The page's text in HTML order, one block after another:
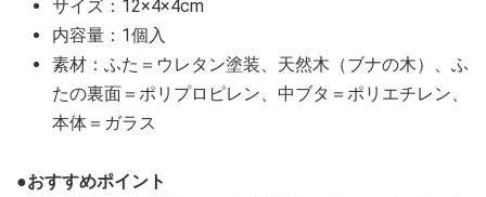
サイズ：12×4×4cm
内容量：1個入
素材：ふた＝ウレタン塗装、天然木（ブナの木）、ふ
たの裏面＝ポリプロピレン、中ブタ＝ポリエチレン、
本体＝ガラス
●おすすめポイント